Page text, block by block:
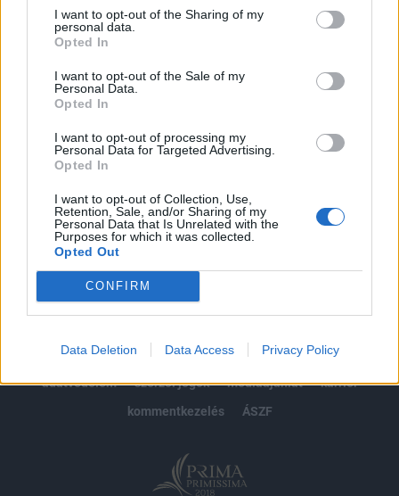
I want to opt-out of the Sharing of my
personal data.
Opted In
I want to opt-out of the Sale of my
Personal Data.
Opted In
I want to opt-out of processing my
Personal Data for Targeted Advertising.
Opted In
I want to opt-out of Collection, Use,
Retention, Sale, and/or Sharing of my
Personal Data that Is Unrelated with the
Purposes for which it was collected.
Opted Out
CONFIRM
Data Deletion Data Access Privacy Policy
Az előfizetés a következőket tartalmazza:
Portfolio.hu teljes cikkarchívum
Kötéslisták: BÉT elmúlt 2 év napon belüli
kötéslistái
impresszum
jogi nyilatkozat
süti beállítások
adatvédelem
szerzői jogok médiaajánlat
karrier
kommentkezelés
ÁSZF